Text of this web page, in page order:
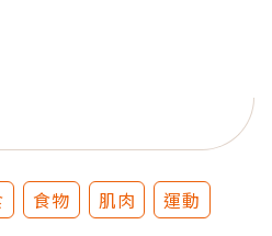
食物 肌肉
運動